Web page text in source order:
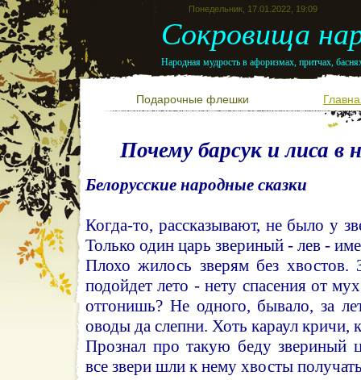
Понедельник, 17.01.2022, 19:09
Сокровища
Народная мудрость в афоризмах, притчах,
Подарочные флешки
Почему барсук и лиса в
Белорусские народные сказки
Когда-то, рассказывают, не было у
Только один царь звериный - лев -
Плохо жилось зверям без хвостов.
подойдет лето - нету спасения от
отгонишь? Не одного, бывало, за
оводы да слепни. Хоть караул кричи,
Прознал про такую беду звериный
все звери шли к нему хвосты